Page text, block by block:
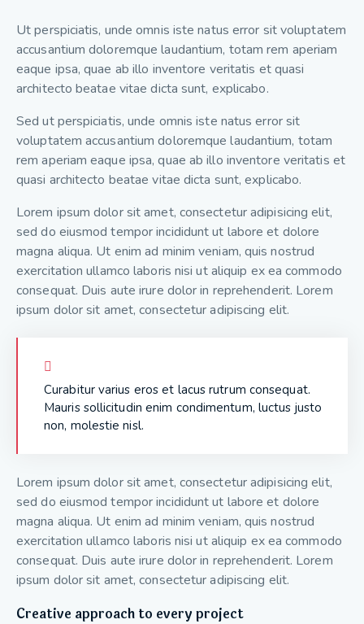
Ut perspiciatis, unde omnis iste natus error sit voluptatem
accusantium doloremque laudantium, totam rem aperiam
eaque ipsa, quae ab illo inventore veritatis et quasi
architecto beatae vitae dicta sunt, explicabo.
Sed ut perspiciatis, unde omnis iste natus error sit
voluptatem accusantium doloremque laudantium, totam
rem aperiam eaque ipsa, quae ab illo inventore veritatis et
quasi architecto beatae vitae dicta sunt, explicabo.
Lorem ipsum dolor sit amet, consectetur adipisicing elit,
sed do eiusmod tempor incididunt ut labore et dolore
magna aliqua. Ut enim ad minim veniam, quis nostrud
exercitation ullamco laboris nisi ut aliquip ex ea commodo
consequat. Duis aute irure dolor in reprehenderit. Lorem
ipsum dolor sit amet, consectetur adipiscing elit.
Curabitur varius eros et lacus rutrum consequat.
Mauris sollicitudin enim condimentum, luctus justo
non, molestie nisl.
Lorem ipsum dolor sit amet, consectetur adipisicing elit,
sed do eiusmod tempor incididunt ut labore et dolore
magna aliqua. Ut enim ad minim veniam, quis nostrud
exercitation ullamco laboris nisi ut aliquip ex ea commodo
consequat. Duis aute irure dolor in reprehenderit. Lorem
ipsum dolor sit amet, consectetur adipiscing elit.
Creative approach to every project